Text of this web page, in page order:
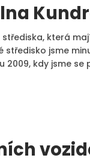
která
středisko jsme
2009, kdy jsme se